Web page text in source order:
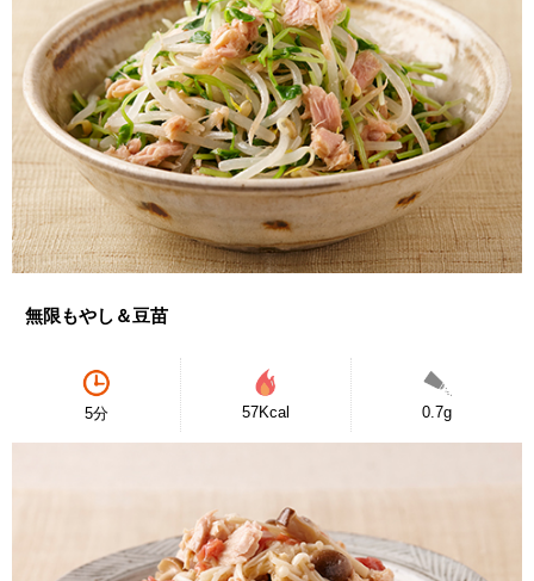
無限もやし＆豆苗
5分 57Kcal 0.7g